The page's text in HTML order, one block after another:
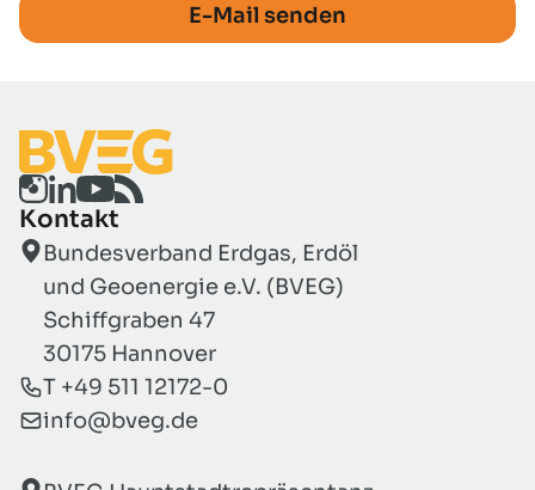
E-Mail senden
Kontakt
Bundesverband Erdgas, Erdöl
und Geoenergie e.V. (BVEG)
Schiffgraben 47
30175 Hannover
T +49 511 12172-0
info@bveg.de